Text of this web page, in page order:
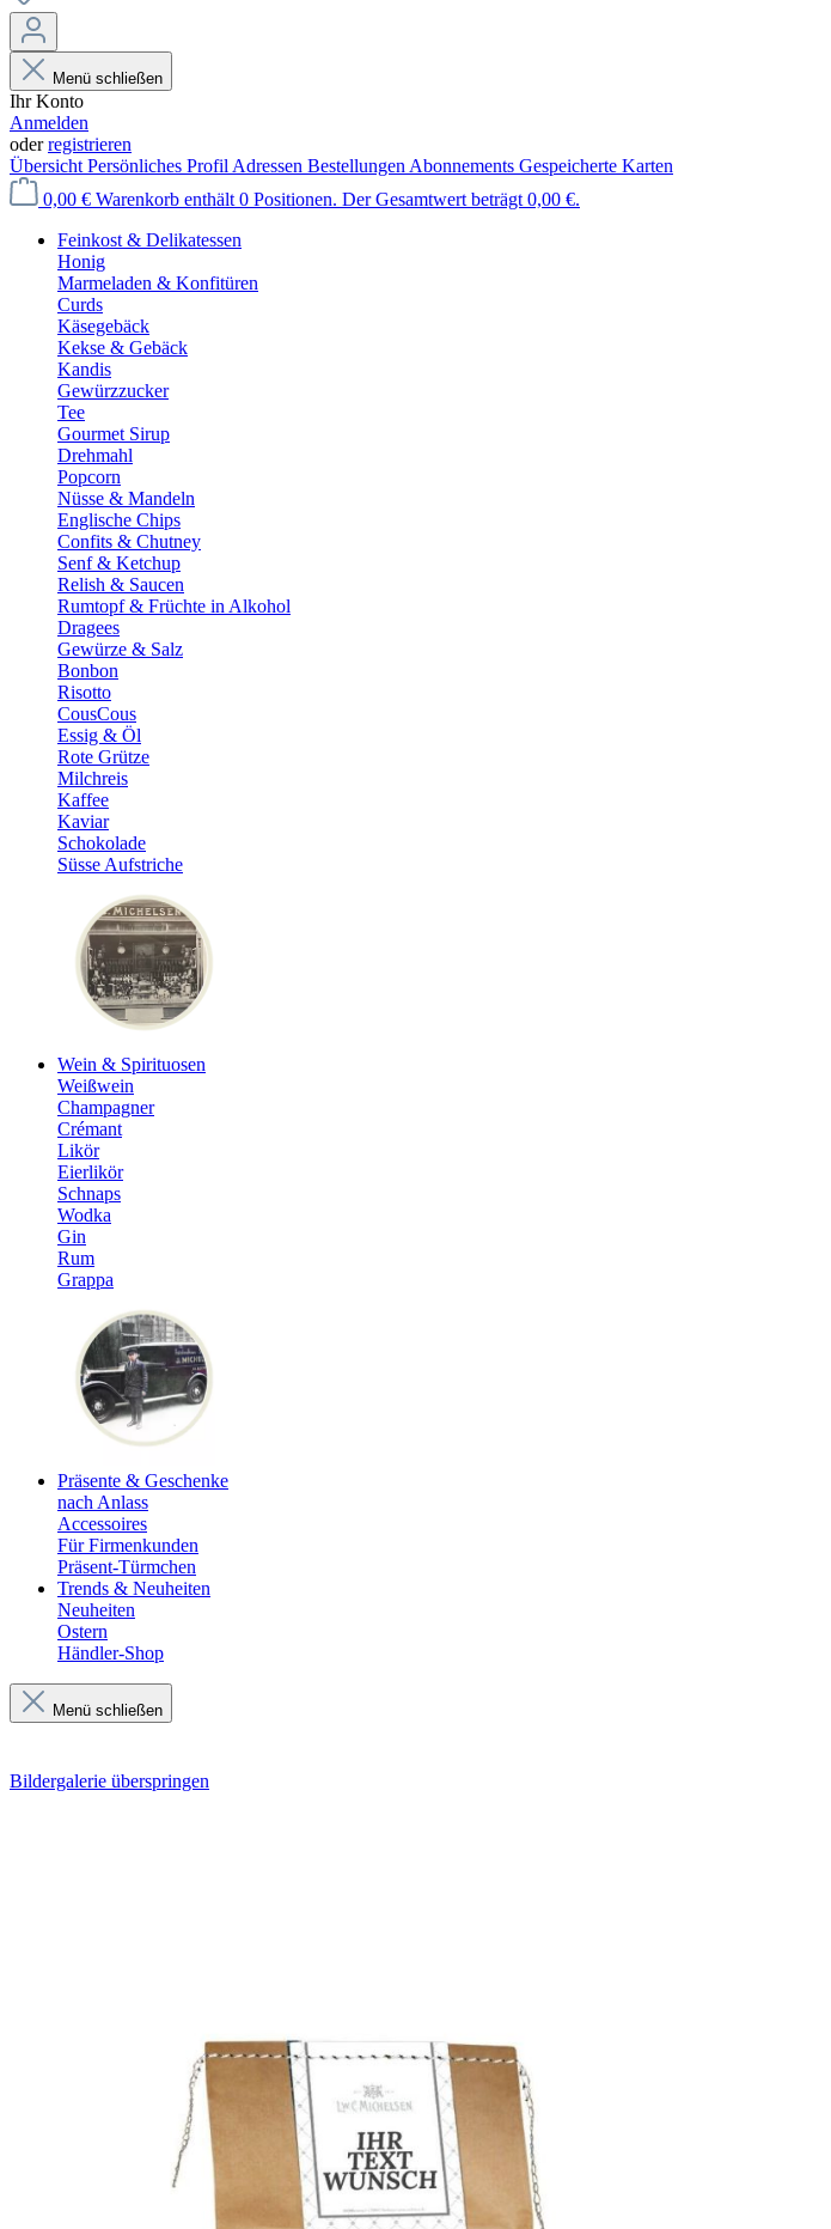
Menü schließen
Ihr Konto
Anmelden
oderregistrieren
Übersicht Persönliches Profil Adressen Bestellungen Abonnements Gespeicherte Karten
0,00 € Warenkorb enthält 0 Positionen. Der Gesamtwert beträgt 0,00 €.
Feinkost & Delikatessen
Honig
Marmeladen & Konfitüren
Curds
Käsegebäck
Kekse & Gebäck
Kandis
Gewürzzucker
Tee
Gourmet Sirup
Drehmahl
Popcorn
Nüsse & Mandeln
Englische Chips
Confits & Chutney
Senf & Ketchup
Relish & Saucen
Rumtopf & Früchte in Alkohol
Dragees
Gewürze & Salz
Bonbon
Risotto
CousCous
Essig & Öl
Rote Grütze
Milchreis
Kaffee
Kaviar
Schokolade
Süsse Aufstriche
Wein & Spirituosen
Weißwein
Champagner
Crémant
Likör
Eierlikör
Schnaps
Wodka
Gin
Rum
Grappa
Präsente & Geschenke
nach Anlass
Accessoires
Für Firmenkunden
Präsent-Türmchen
Trends & Neuheiten
Neuheiten
Ostern
Händler-Shop
Menü schließen
Bildergalerie überspringen